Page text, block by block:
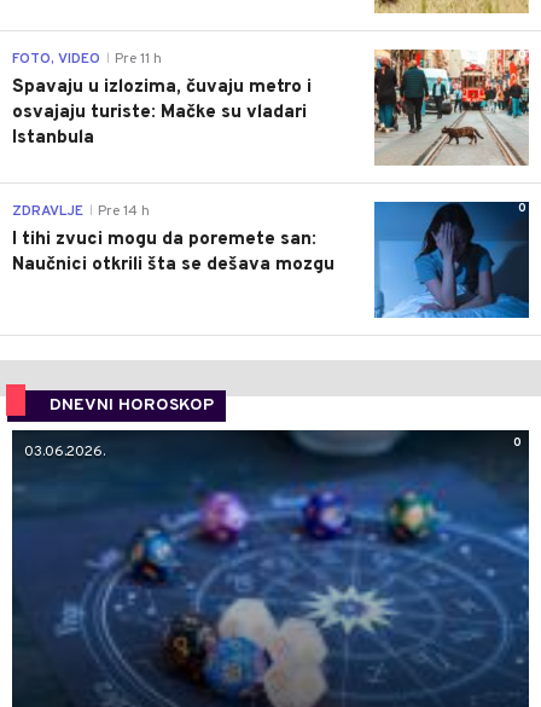
0
FOTO, VIDEO Pre 11 h
Spavaju u izlozima, čuvaju metro i
osvajaju turiste: Mačke su vladari
Istanbula
0
ZDRAVLJE Pre 14 h
I tihi zvuci mogu da poremete san:
Naučnici otkrili šta se dešava mozgu
DNEVNI HOROSKOP
0
03.06.2026.